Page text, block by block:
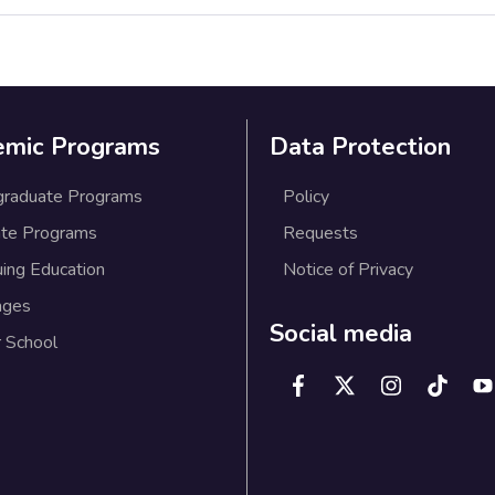
Programs
Programs
Programs
Education
Data Protection
Policy
Requests
Notice of Privacy
Social media